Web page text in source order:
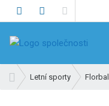
v
Letní sporty Florbal